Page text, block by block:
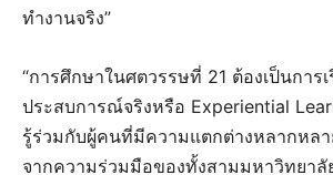
ทำงานจริง”
“การศึกษาในศตวรรษที่ 21 ต้องเป็นการ
ประสบการณ์จริงหรือ Experiential
รู้ร่วมกับผู้คนที่มีความแตกต่างหลากหลา
จากความร่วมมือของทั้งสามมหาวิทยาลั